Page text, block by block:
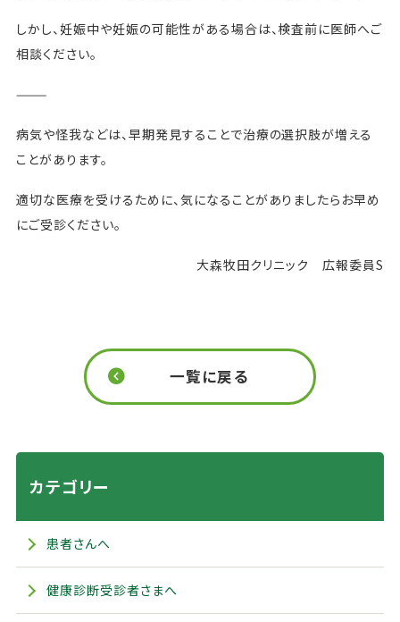
しかし、妊娠中や妊娠の可能性がある場合は、検査前に医師へご
相談ください。
———
病気や怪我などは、早期発見することで治療の選択肢が増える
ことがあります。
適切な医療を受けるために、気になることがありましたらお早め
にご受診ください。
大森牧田クリニック 広報委員S
一覧に戻る
カテゴリー
患者さんへ
健康診断受診者さまへ